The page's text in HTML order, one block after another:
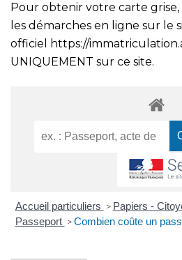
Pour obtenir votre carte
les démarches en ligne sur le
officiel
https://
UNIQUEMENT sur ce site.
Accueil particuliers > Papiers -
Passeport > Combien coûte un